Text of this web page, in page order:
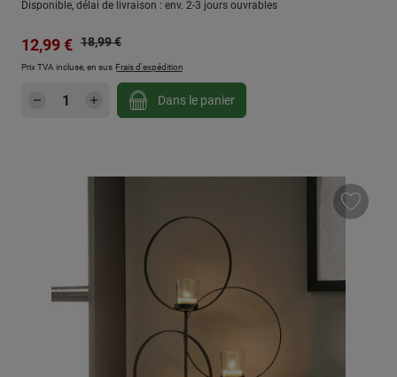
Disponible, délai de livraison : env. 2-3 jours ouvrables
Prix de vente :
12,99 € Prix régulier :
18,99 €
Prix TVA incluse, en sus Frais d'expédition
Quantité de produit : Entrez la quantité
Dans le panier